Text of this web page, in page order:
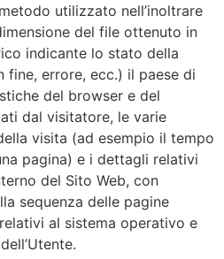
utilizzato nell’inoltrare
del file ottenuto in
indicante lo stato della
fine, errore, ecc.) il paese di
del browser e del
dal visitatore, le varie
visita (ad esempio il tempo
pagina) e i dettagli relativi
del Sito Web, con
sequenza delle pagine
al sistema operativo e